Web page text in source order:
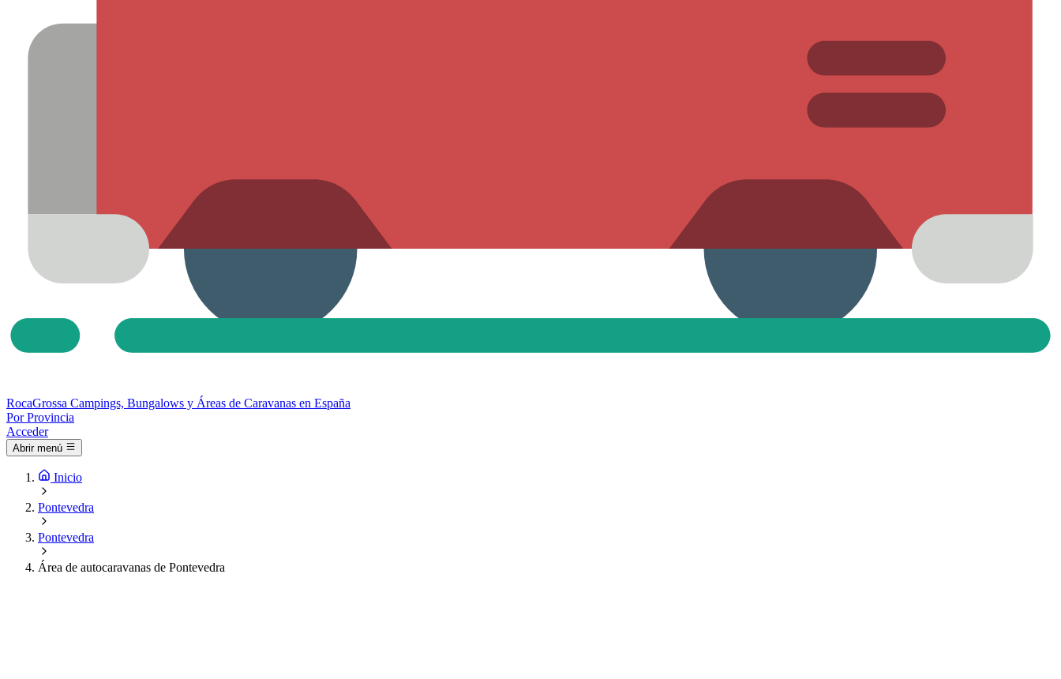
RocaGrossa Campings, Bungalows y Áreas de Caravanas en España
Por Provincia
Acceder
Abrir menú
Inicio
Pontevedra
Pontevedra
Área de autocaravanas de Pontevedra